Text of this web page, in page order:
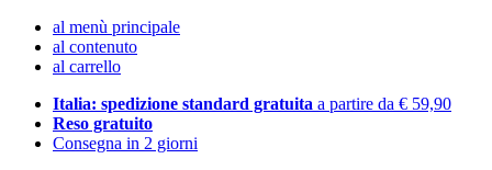
al menù principale
al contenuto
al carrello
Italia: spedizione standard gratuita a partire da € 59,90
Reso gratuito
Consegna in 2 giorni